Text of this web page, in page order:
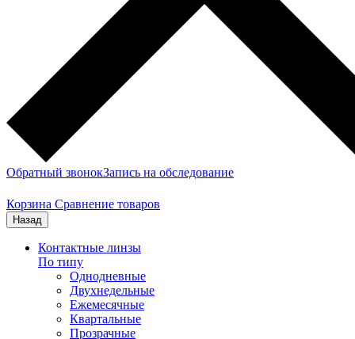
Обратный звонокЗапись на обследование
Корзина Сравнение товаров
Назад
Контактные линзы
По типу
Однодневные
Двухнедельные
Ежемесячные
Квартальные
Прозрачные